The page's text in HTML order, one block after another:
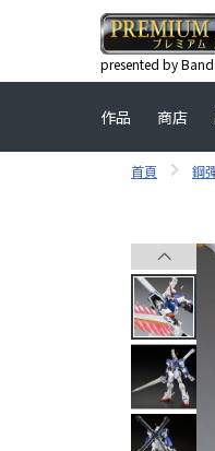
presented by
作品 商店
首頁 鋼